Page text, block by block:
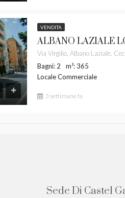
VENDITA
Bagni: 2
m²: 365
Locale Commerciale
3 settimane fa
Sede Di Castel